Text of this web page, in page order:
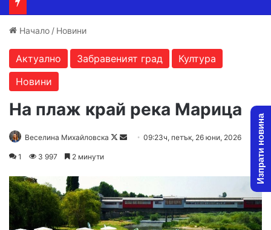
Начало / Новини
Актуално Забравеният град
Култура
Новини
На плаж край река Марица
Веселина Михайловска
F
o
w
o
a
n
e
09:23ч, петък, 26 юни, 2026
1 3 997 2 минути Изпрати новина